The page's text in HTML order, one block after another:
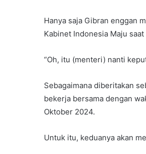
Hanya saja Gibran enggan
Kabinet Indonesia Maju
“Oh, itu (menteri) nanti
Sebagaimana diberitakan
bekerja bersama dengan
Oktober 2024.
Untuk itu, keduanya akan